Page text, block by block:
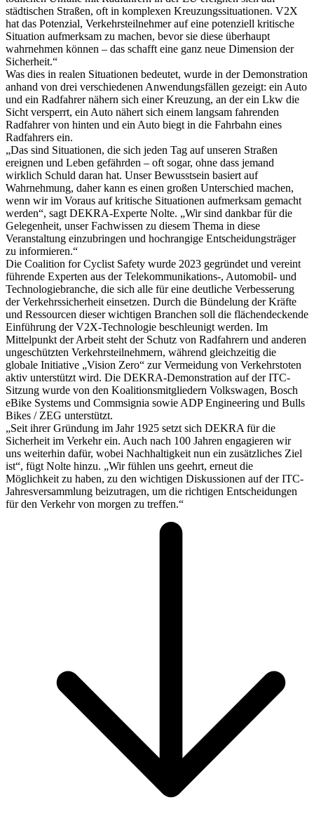
städtischen Straßen, oft in komplexen Kreuzungssituationen. V2X
hat das Potenzial, Verkehrsteilnehmer auf eine potenziell kritische
Situation aufmerksam zu machen, bevor sie diese überhaupt
wahrnehmen können – das schafft eine ganz neue Dimension der
Sicherheit.“
Was dies in realen Situationen bedeutet, wurde in der Demonstration
anhand von drei verschiedenen Anwendungsfällen gezeigt: ein Auto
und ein Radfahrer nähern sich einer Kreuzung, an der ein Lkw die
Sicht versperrt, ein Auto nähert sich einem langsam fahrenden
Radfahrer von hinten und ein Auto biegt in die Fahrbahn eines
Radfahrers ein.
„Das sind Situationen, die sich jeden Tag auf unseren Straßen
ereignen und Leben gefährden – oft sogar, ohne dass jemand
wirklich Schuld daran hat. Unser Bewusstsein basiert auf
Wahrnehmung, daher kann es einen großen Unterschied machen,
wenn wir im Voraus auf kritische Situationen aufmerksam gemacht
werden“, sagt DEKRA-Experte Nolte. „Wir sind dankbar für die
Gelegenheit, unser Fachwissen zu diesem Thema in diese
Veranstaltung einzubringen und hochrangige Entscheidungsträger
zu informieren.“
Die Coalition for Cyclist Safety wurde 2023 gegründet und vereint
führende Experten aus der Telekommunikations-, Automobil- und
Technologiebranche, die sich alle für eine deutliche Verbesserung
der Verkehrssicherheit einsetzen. Durch die Bündelung der Kräfte
und Ressourcen dieser wichtigen Branchen soll die flächendeckende
Einführung der V2X-Technologie beschleunigt werden. Im
Mittelpunkt der Arbeit steht der Schutz von Radfahrern und anderen
ungeschützten Verkehrsteilnehmern, während gleichzeitig die
globale Initiative „Vision Zero“ zur Vermeidung von Verkehrstoten
aktiv unterstützt wird. Die DEKRA-Demonstration auf der ITC-
Sitzung wurde von den Koalitionsmitgliedern Volkswagen, Bosch
eBike Systems und Commsignia sowie ADP Engineering und Bulls
Bikes / ZEG unterstützt.
„Seit ihrer Gründung im Jahr 1925 setzt sich DEKRA für die
Sicherheit im Verkehr ein. Auch nach 100 Jahren engagieren wir
uns weiterhin dafür, wobei Nachhaltigkeit nun ein zusätzliches Ziel
ist“, fügt Nolte hinzu. „Wir fühlen uns geehrt, erneut die
Möglichkeit zu haben, zu den wichtigen Diskussionen auf der ITC-
Jahresversammlung beizutragen, um die richtigen Entscheidungen
für den Verkehr von morgen zu treffen.“